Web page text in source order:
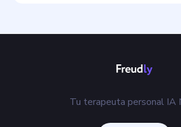
Tu terapeuta personal IA